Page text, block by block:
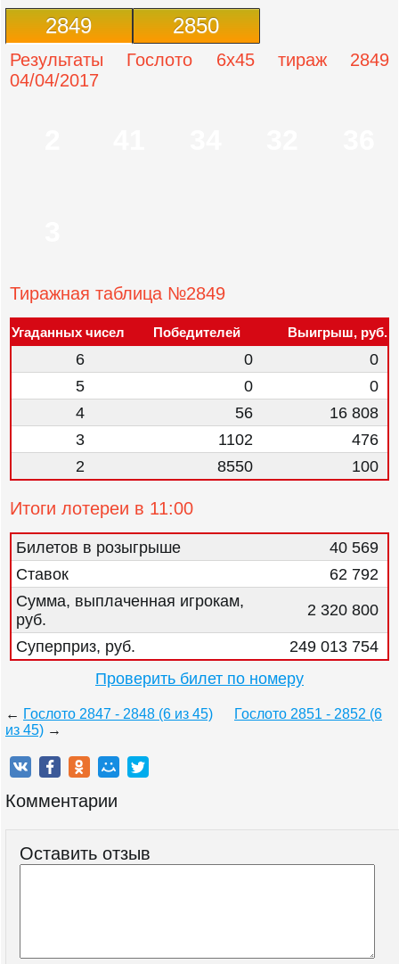
2849 2850
Результаты Гослото 6x45 тираж 2849
04/04/2017
Тиражная таблица №2849
Угаданных чисел Победителей Выигрыш, руб.
6 0
0
5
0
0
4
56
16 808
3
1102
476
2
8550 100
Итоги лотереи в 11:00
Билетов в розыгрыше
40 569
Ставок
62 792
Сумма, выплаченная игрокам,
руб.
2 320 800
Суперприз, руб.
249 013 754
Проверить билет по номеру
← Гослото 2847 - 2848 (6 из 45)
Гослото 2851 - 2852 (6
из 45) →
Комментарии
Оставить отзыв